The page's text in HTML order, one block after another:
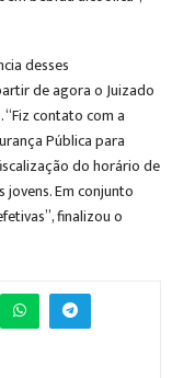
desses
de agora o Juizado
contato com a
Pública para
do horário de
jovens. Em conjunto
finalizou o